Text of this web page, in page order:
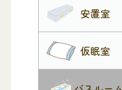
安置室
仮眠室